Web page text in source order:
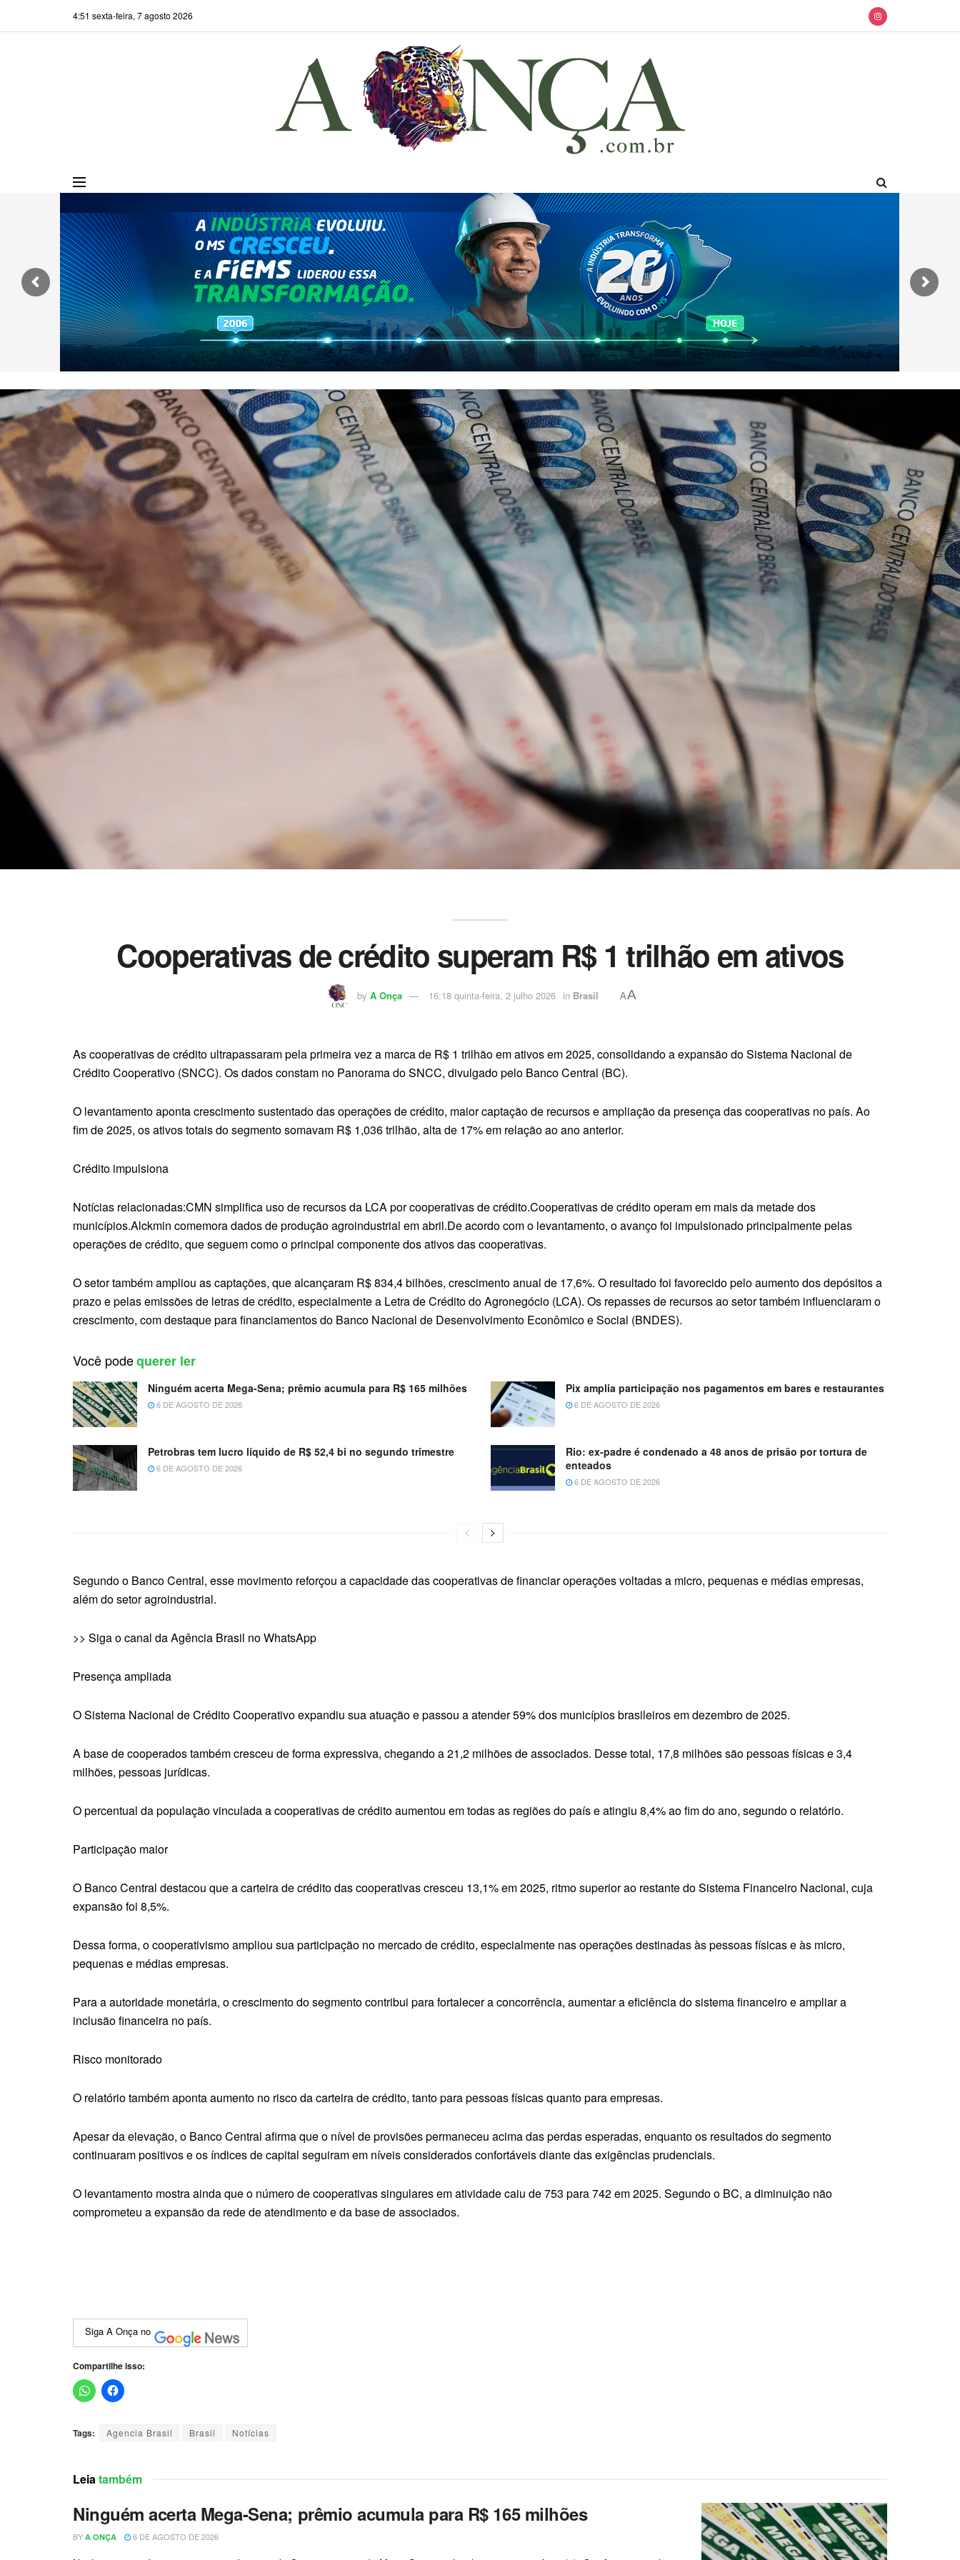
4:51 sexta-feira, 7 agosto 2026
Cooperativas de crédito superam R$ 1 trilhão em ativos
by A Onça 16:18 quinta-feira, 2 julho 2026 in Brasil AA
As cooperativas de crédito ultrapassaram pela primeira vez a marca de R$ 1 trilhão em ativos em 2025, consolidando a expansão do Sistema Nacional de
Crédito Cooperativo (SNCC). Os dados constam no Panorama do SNCC, divulgado pelo Banco Central (BC).
O levantamento aponta crescimento sustentado das operações de crédito, maior captação de recursos e ampliação da presença das cooperativas no país. Ao
fim de 2025, os ativos totais do segmento somavam R$ 1,036 trilhão, alta de 17% em relação ao ano anterior.
Crédito impulsiona
Notícias relacionadas:CMN simplifica uso de recursos da LCA por cooperativas de crédito.Cooperativas de crédito operam em mais da metade dos
municípios.Alckmin comemora dados de produção agroindustrial em abril.De acordo com o levantamento, o avanço foi impulsionado principalmente pelas
operações de crédito, que seguem como o principal componente dos ativos das cooperativas.
O setor também ampliou as captações, que alcançaram R$ 834,4 bilhões, crescimento anual de 17,6%. O resultado foi favorecido pelo aumento dos depósitos a
prazo e pelas emissões de letras de crédito, especialmente a Letra de Crédito do Agronegócio (LCA). Os repasses de recursos ao setor também influenciaram o
crescimento, com destaque para financiamentos do Banco Nacional de Desenvolvimento Econômico e Social (BNDES).
Você podequerer ler
Ninguém acerta Mega-Sena; prêmio acumula para R$ 165 milhões
6 DE AGOSTO DE 2026
Pix amplia participação nos pagamentos em bares e restaurantes
6 DE AGOSTO DE 2026
Petrobras tem lucro líquido de R$ 52,4 bi no segundo trimestre
6 DE AGOSTO DE 2026
Rio: ex-padre é condenado a 48 anos de prisão por tortura de
enteados
6 DE AGOSTO DE 2026
Segundo o Banco Central, esse movimento reforçou a capacidade das cooperativas de financiar operações voltadas a micro, pequenas e médias empresas,
além do setor agroindustrial.
>> Siga o canal da Agência Brasil no WhatsApp
Presença ampliada
O Sistema Nacional de Crédito Cooperativo expandiu sua atuação e passou a atender 59% dos municípios brasileiros em dezembro de 2025.
A base de cooperados também cresceu de forma expressiva, chegando a 21,2 milhões de associados. Desse total, 17,8 milhões são pessoas físicas e 3,4
milhões, pessoas jurídicas.
O percentual da população vinculada a cooperativas de crédito aumentou em todas as regiões do país e atingiu 8,4% ao fim do ano, segundo o relatório.
Participação maior
O Banco Central destacou que a carteira de crédito das cooperativas cresceu 13,1% em 2025, ritmo superior ao restante do Sistema Financeiro Nacional, cuja
expansão foi 8,5%.
Dessa forma, o cooperativismo ampliou sua participação no mercado de crédito, especialmente nas operações destinadas às pessoas físicas e às micro,
pequenas e médias empresas.
Para a autoridade monetária, o crescimento do segmento contribui para fortalecer a concorrência, aumentar a eficiência do sistema financeiro e ampliar a
inclusão financeira no país.
Risco monitorado
O relatório também aponta aumento no risco da carteira de crédito, tanto para pessoas físicas quanto para empresas.
Apesar da elevação, o Banco Central afirma que o nível de provisões permaneceu acima das perdas esperadas, enquanto os resultados do segmento
continuaram positivos e os índices de capital seguiram em níveis considerados confortáveis diante das exigências prudenciais.
O levantamento mostra ainda que o número de cooperativas singulares em atividade caiu de 753 para 742 em 2025. Segundo o BC, a diminuição não
comprometeu a expansão da rede de atendimento e da base de associados.
Siga A Onça no
Compartilhe isso:
Tags: Agencia Brasil Brasil Notícias
Leiatambém
Ninguém acerta Mega-Sena; prêmio acumula para R$ 165 milhões
BY A ONÇA 6 DE AGOSTO DE 2026